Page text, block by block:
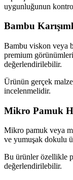
uygunluğunun
Bambu
Bambu viskon veya
premium
değerlendirilebilir.
Ürünün gerçek
incelenmelidir.
Mikro Pamuk
Mikro pamuk veya
ve yumuşak dokulu
Bu ürünler özellikle
değerlendirilebilir.